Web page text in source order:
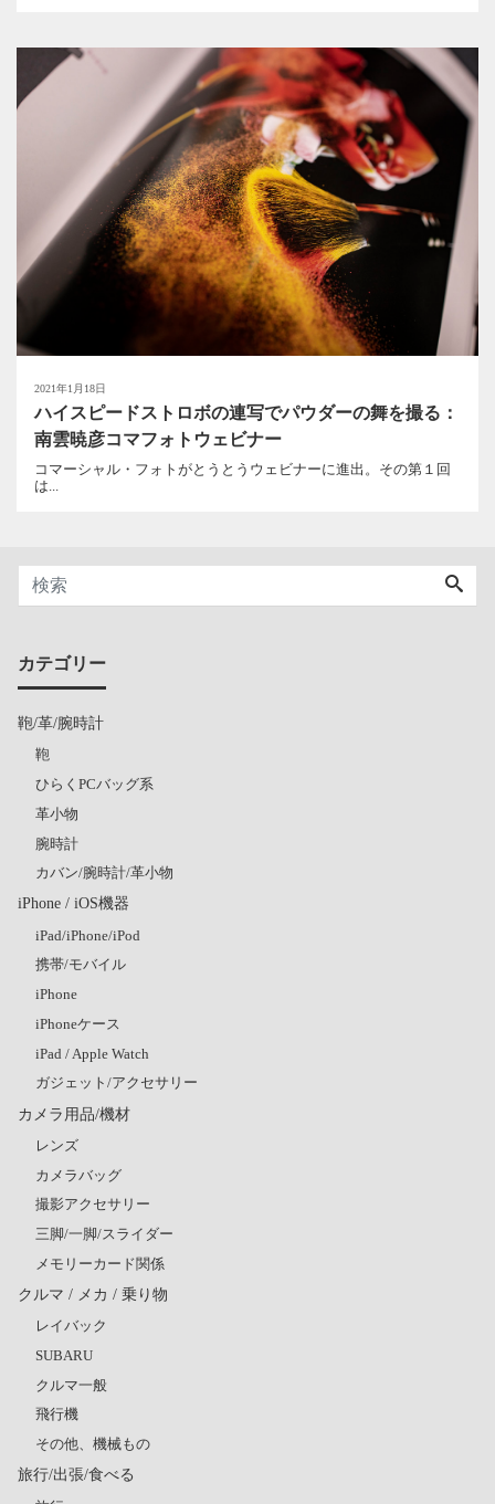
2021年1月18日
ハイスピードストロボの連写でパウダーの舞を撮る：
南雲暁彦コマフォトウェビナー
コマーシャル・フォトがとうとうウェビナーに進出。その第１回
は...
カテゴリー
鞄/革/腕時計
鞄
ひらくPCバッグ系
革小物
腕時計
カバン/腕時計/革小物
iPhone / iOS機器
iPad/iPhone/iPod
携帯/モバイル
iPhone
iPhoneケース
iPad / Apple Watch
ガジェット/アクセサリー
カメラ用品/機材
レンズ
カメラバッグ
撮影アクセサリー
三脚/一脚/スライダー
メモリーカード関係
クルマ / メカ / 乗り物
レイバック
SUBARU
クルマ一般
飛行機
その他、機械もの
旅行/出張/食べる